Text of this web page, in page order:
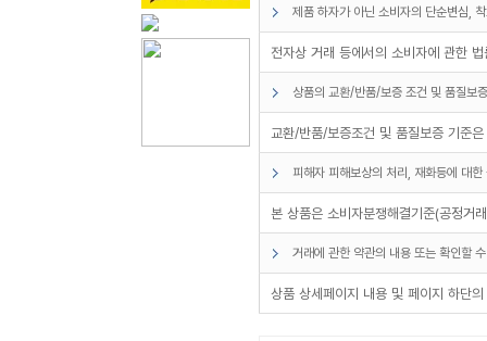
제품 하자가 아닌 소비자의 단순변심,
전자상 거래 등에서의 소비자에 관한
상품의 교환/반품/보증 조건 및 품질보
교환/반품/보증조건 및 품질보증 기준
피해자 피해보상의 처리, 재화등에 대
본 상품은 소비자분쟁해결기준(공정거
거래에 관한 약관의 내용 또는 확인할
상품 상세페이지 내용 및 페이지 하단